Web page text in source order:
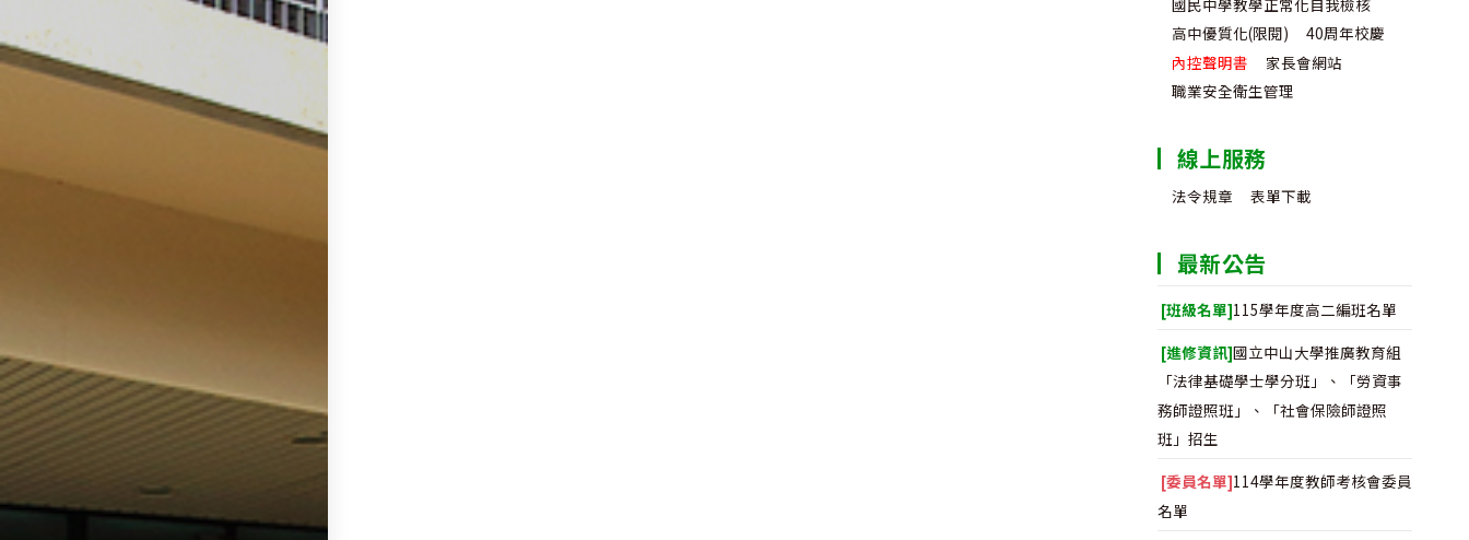
高中優質化(限閱)
40周年校慶
內控聲明書
家長會網站
職業安全衛生管理
線上服務
法令規章 表單下載
最新公告
[班級名單]115學年度高二編班名單
[進修資訊]國立中山大學推廣教育組
「法律基礎學士學分班」、「勞資事
務師證照班」、「社會保險師證照
班」招生
[委員名單]114學年度教師考核會委員
名單